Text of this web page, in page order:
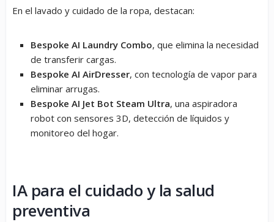
En el lavado y cuidado de la ropa, destacan:
Bespoke AI Laundry Combo, que elimina la necesidad
de transferir cargas.
Bespoke AI AirDresser, con tecnología de vapor para
eliminar arrugas.
Bespoke AI Jet Bot Steam Ultra, una aspiradora
robot con sensores 3D, detección de líquidos y
monitoreo del hogar.
IA para el cuidado y la salud
preventiva